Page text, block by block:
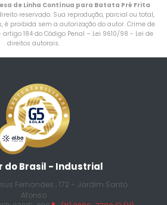
de Linha Contínua para Batata Pré Frita
reservado. Sua reprodução, parcial ou total,
é proibida sem a autorização do autor. Crime de
184 do Código Penal – Lei 9610/98 - Lei de
direitos autorais.
do Brasil - Industrial
Fernandes , 172 - Jardim Santo
Afonso